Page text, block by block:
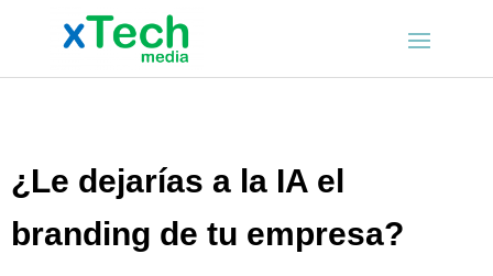
¿Le dejarías a la IA el
branding de tu empresa?